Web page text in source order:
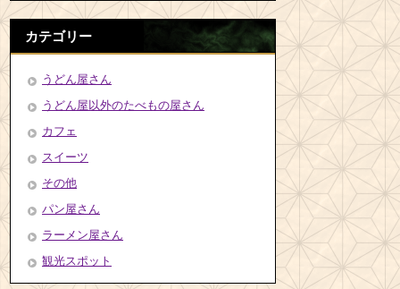
カテゴリー
うどん屋さん
うどん屋以外のたべもの屋さん
カフェ
スイーツ
その他
パン屋さん
ラーメン屋さん
観光スポット